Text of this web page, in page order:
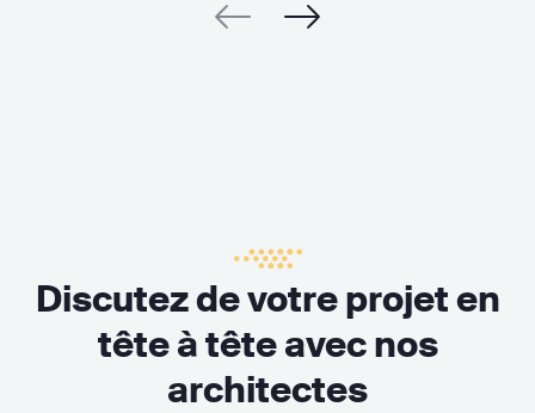
Discutez de votre projet en
tête à tête avec nos
architectes